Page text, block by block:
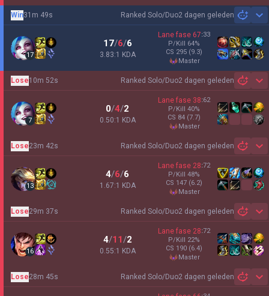
Ranked Solo/Duo2 dagen geleden
Win31m 49s
17
17/6/6
3.83:1 KDA
Lane fase 67:33
P/Kill 64%
CS 295 (9.3)
master
Ranked Solo/Duo2 dagen geleden
Lose10m 52s
7
0/4/2
0.50:1 KDA
Lane fase 38:62
P/Kill 40%
CS 84 (7.7)
master
Ranked Solo/Duo2 dagen geleden
Lose23m 42s
13
4/6/6
1.67:1 KDA
Lane fase 28:72
P/Kill 48%
CS 147 (6.2)
master
Ranked Solo/Duo2 dagen geleden
Lose29m 37s
16
4/11/2
0.55:1 KDA
Lane fase 28:72
P/Kill 22%
CS 190 (6.4)
master
Ranked Solo/Duo2 dagen geleden
Lose28m 45s